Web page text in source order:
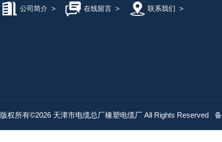
公司简介 > 在线留言> 联系我们 >
版权所有©2026 天津市电缆总厂橡塑电缆厂 All Rights Reserved